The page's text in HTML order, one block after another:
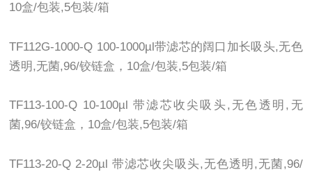
10盒/包装,5包装/箱
TF112G-1000-Q 100-1000µl带滤芯的阔口加长吸头,无色
透明,无菌,96/铰链盒，10盒/包装,5包装/箱
TF113-100-Q 10-100µl 带滤芯收尖吸头,无色透明,无
菌,96/铰链盒，10盒/包装,5包装/箱
TF113-20-Q 2-20µl 带滤芯收尖吸头,无色透明,无菌,96/